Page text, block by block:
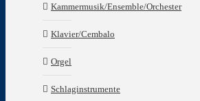
Kammermusik/Ensemble/Orchester
Klavier/Cembalo
Orgel
Schlaginstrumente